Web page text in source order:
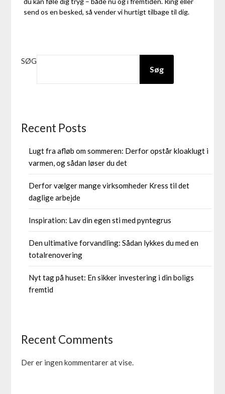
send os en besked, så vender vi hurtigt tilbage til dig.
SØG
Søg
Recent Posts
Lugt fra afløb om sommeren: Derfor opstår kloaklugt i
varmen, og sådan løser du det
Derfor vælger mange virksomheder Kress til det
daglige arbejde
Inspiration: Lav din egen sti med pyntegrus
Den ultimative forvandling: Sådan lykkes du med en
totalrenovering
Nyt tag på huset: En sikker investering i din boligs
fremtid
Recent Comments
Der er ingen kommentarer at vise.